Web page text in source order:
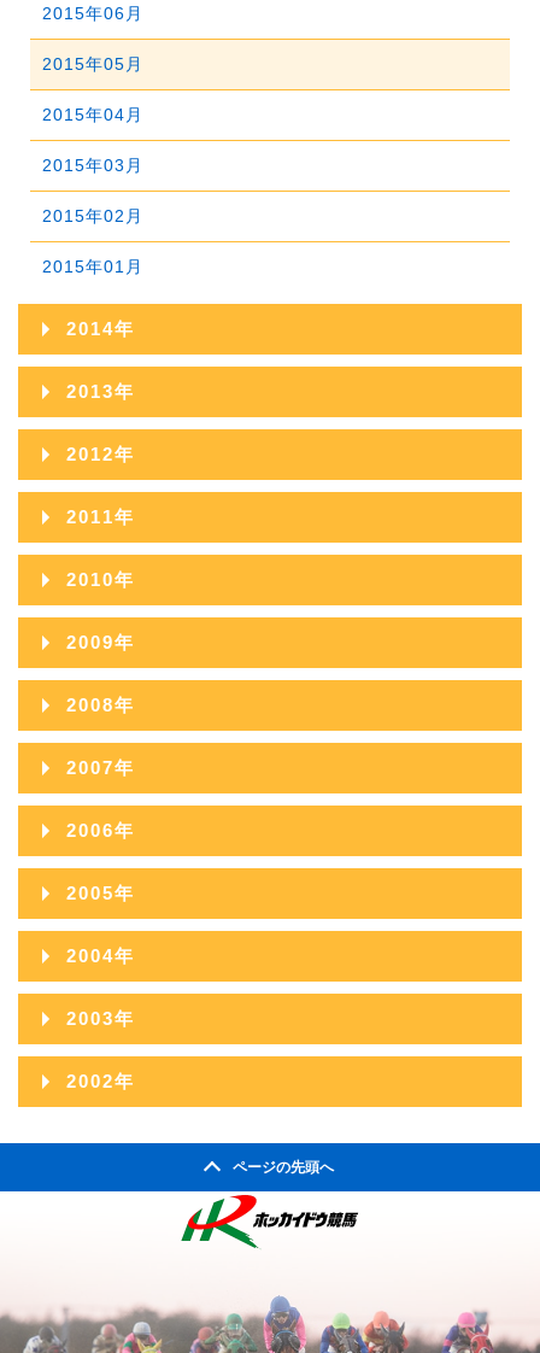
2019年01月
2018年02月
2018年01月
2017年03月
2017年02月
2017年01月
2015年06月
2015年05月
2015年04月
2015年03月
2015年02月
2015年01月
2014年
2014年12月
2014年11月
2014年10月
2014年09月
2014年08月
2014年07月
2014年06月
2014年05月
2014年04月
2014年03月
2014年02月
2014年01月
2013年
2013年12月
2013年11月
2013年10月
2013年09月
2013年08月
2013年07月
2013年06月
2013年05月
2013年04月
2013年03月
2013年02月
2013年01月
2012年
2012年12月
2012年11月
2012年10月
2012年09月
2012年08月
2012年07月
2012年06月
2012年05月
2012年04月
2012年03月
2012年02月
2012年01月
2011年
2011年12月
2011年11月
2011年10月
2011年09月
2011年08月
2011年07月
2011年06月
2011年05月
2011年04月
2011年03月
2011年02月
2010年
2010年12月
2010年11月
2010年10月
2010年09月
2010年08月
2010年07月
2010年06月
2010年05月
2010年04月
2010年03月
2009年
2009年12月
2009年11月
2009年10月
2009年09月
2009年08月
2009年07月
2009年06月
2009年05月
2009年04月
2009年03月
2009年02月
2008年
2008年12月
2008年11月
2008年10月
2008年09月
2008年08月
2008年07月
2008年06月
2008年05月
2008年01月
2007年
2007年12月
2007年11月
2007年10月
2007年09月
2007年08月
2007年07月
2007年02月
2006年
2006年12月
2006年11月
2006年10月
2006年09月
2006年08月
2006年03月
2005年
2005年12月
2005年11月
2005年10月
2005年09月
2005年08月
2005年07月
2005年04月
2004年
2004年12月
2004年11月
2004年10月
2004年06月
2003年
2003年12月
2003年07月
2002年
ページの先頭へ